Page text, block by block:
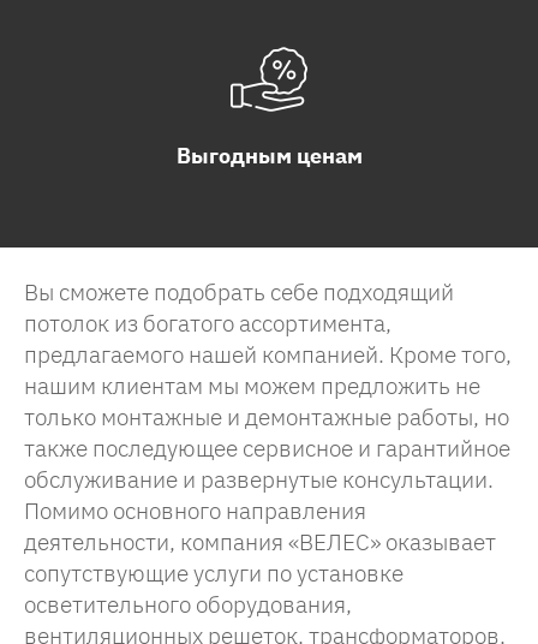
Выгодным ценам
Вы сможете подобрать себе подходящий
потолок из богатого ассортимента,
предлагаемого нашей компанией. Кроме того,
нашим клиентам мы можем предложить не
только монтажные и демонтажные работы, но
также последующее сервисное и гарантийное
обслуживание и развернутые консультации.
Помимо основного направления
деятельности, компания «ВЕЛЕС» оказывает
сопутствующие услуги по установке
осветительного оборудования,
вентиляционных решеток, трансформаторов,